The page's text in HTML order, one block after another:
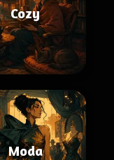
Cozy
Moda